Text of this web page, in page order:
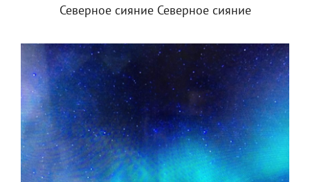
Северное сияние Северное сияние